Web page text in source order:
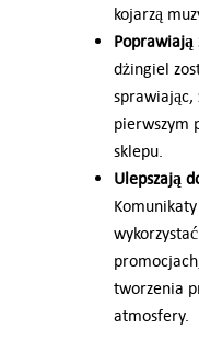
kojarzą
Poprawiają
dżingiel
sprawiając,
pierwszym
sklepu.
Ulepszają
tworzenia
atmosfery.